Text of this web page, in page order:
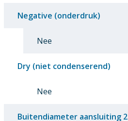
Negative (onderdruk)
Nee
Dry (niet condenserend)
Nee
Buitendiameter aansluiting 2